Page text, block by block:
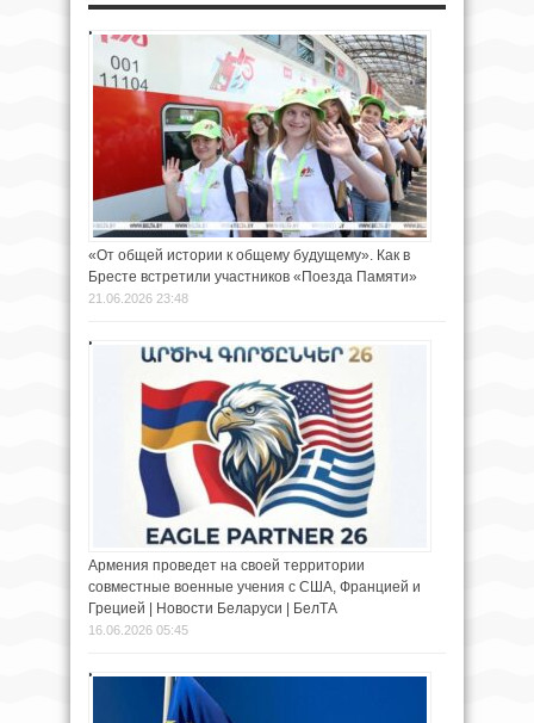
«От общей истории к общему будущему». Как в
Бресте встретили участников «Поезда Памяти»
21.06.2026 23:48
Армения проведет на своей территории
совместные военные учения с США, Францией и
Грецией | Новости Беларуси | БелТА
16.06.2026 05:45